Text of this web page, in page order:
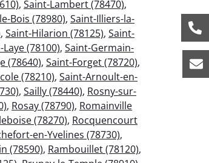
, Saint-Lambert (78470),
Bois (78980), Saint-Illiers-la-
, Saint-Hilarion (78125), Saint-
(78100), Saint-Germain-
(78640), Saint-Forget (78720),
(78210), Saint-Arnoult-en-
, Sailly (78440), Rosny-sur-
, Rosay (78790), Romainville
(78270), Rocquencourt
en-Yvelines (78730),
(78590), Rambouillet (78120),